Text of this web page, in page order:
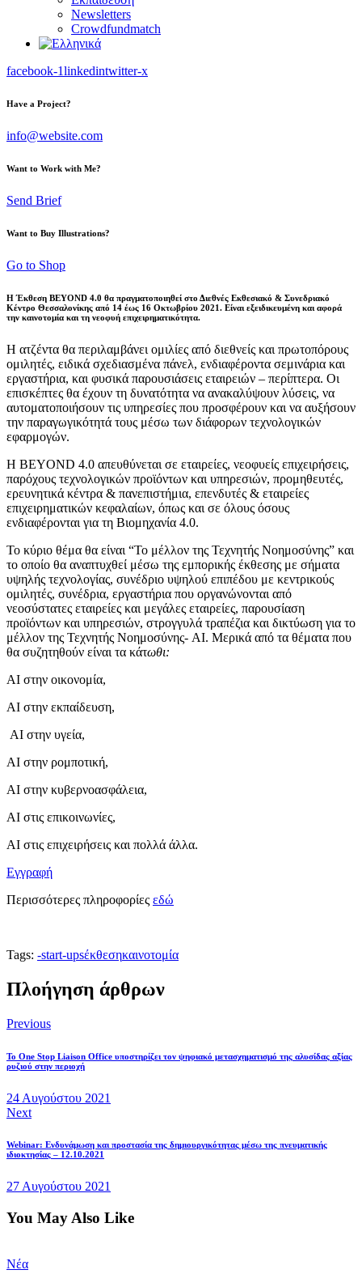
Newsletters
Crowdfundmatch
facebook-1linkedintwitter-x
Have a Project?
info@website.com
Want to Work with Me?
Send Brief
Want to Buy Illustrations?
Go to Shop
Η Έκθεση BEYOND 4.0 θα πραγματοποιηθεί στο Διεθνές Εκθεσιακό & Συνεδριακό
Κέντρο Θεσσαλονίκης από 14 έως 16 Οκτωβρίου 2021. Είναι εξειδικευμένη και αφορά
την καινοτομία και τη νεοφυή επιχειρηματικότητα.
Η ατζέντα θα περιλαμβάνει ομιλίες από διεθνείς και πρωτοπόρους
ομιλητές, ειδικά σχεδιασμένα πάνελ, ενδιαφέροντα σεμινάρια και
εργαστήρια, και φυσικά παρουσιάσεις εταιρειών – περίπτερα. Οι
επισκέπτες θα έχουν τη δυνατότητα να ανακαλύψουν λύσεις, να
αυτοματοποιήσουν τις υπηρεσίες που προσφέρουν και να αυξήσουν
την παραγωγικότητά τους μέσω των διάφορων τεχνολογικών
εφαρμογών.
Η BEYOND 4.0 απευθύνεται σε εταιρείες, νεοφυείς επιχειρήσεις,
παρόχους τεχνολογικών προϊόντων και υπηρεσιών, προμηθευτές,
ερευνητικά κέντρα & πανεπιστήμια, επενδυτές & εταιρείες
επιχειρηματικών κεφαλαίων, όπως και σε όλους όσους
ενδιαφέρονται για τη Bιομηχανία 4.0.
Το κύριο θέμα θα είναι “Το μέλλον της Τεχνητής Νοημοσύνης” και
το οποίο θα αναπτυχθεί μέσω της εμπορικής έκθεσης με σήματα
υψηλής τεχνολογίας, συνέδριο υψηλού επιπέδου με κεντρικούς
ομιλητές, συνέδρια, εργαστήρια που οργανώνονται από
νεοσύστατες εταιρείες και μεγάλες εταιρείες, παρουσίαση
προϊόντων και υπηρεσιών, στρογγυλά τραπέζια και δικτύωση για το
μέλλον της Τεχνητής Νοημοσύνης- AΙ. Μερικά από τα θέματα που
θα συζητηθούν είναι τα κάτωθι:
AI στην οικονομία,
AI στην εκπαίδευση,
AI στην υγεία,
AI στην ρομποτική,
AI στην κυβερνοασφάλεια,
AI στις επικοινωνίες,
AI στις επιχειρήσεις και πολλά άλλα.
Εγγραφή
Περισσότερες πληροφορίες εδώ
Tags: -start-upsέκθεσηκαινοτομία
Πλοήγηση άρθρων
Previous
Το One Stop Liaison Office υποστηρίζει τον ψηφιακό μετασχηματισμό της αλυσίδας αξίας
ρυζιού στην περιοχή
24 Αυγούστου 2021
Next
Webinar: Ενδυνάμωση και προστασία της δημιουργικότητας μέσω της πνευματικής
ιδιοκτησίας – 12.10.2021
27 Αυγούστου 2021
You May Also Like
Νέα